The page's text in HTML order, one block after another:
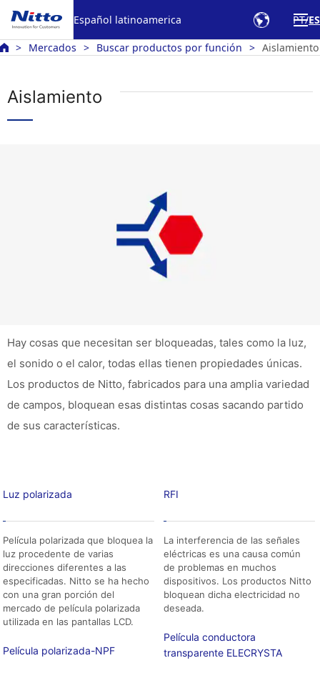
Español latinoamerica PT ES
Mercados Buscar productos por función Aislamiento
Aislamiento
Hay cosas que necesitan ser bloqueadas, tales como la luz,
el sonido o el calor, todas ellas tienen propiedades únicas.
Los productos de Nitto, fabricados para una amplia variedad
de campos, bloquean esas distintas cosas sacando partido
de sus características.
Luz polarizada
Película polarizada que bloquea la
luz procedente de varias
direcciones diferentes a las
especificadas. Nitto se ha hecho
con una gran porción del
mercado de película polarizada
utilizada en las pantallas LCD.
Película polarizada-NPF
RFI
La interferencia de las señales
eléctricas es una causa común
de problemas en muchos
dispositivos. Los productos Nitto
bloquean dicha electricidad no
deseada.
Película conductora
transparente ELECRYSTA